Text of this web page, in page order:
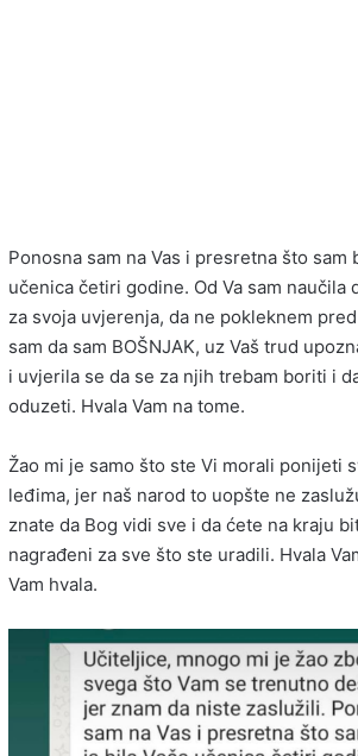
Ponosna sam na Vas i presretna što sam
učenica četiri godine. Od Va sam naučila
za svoja uvjerenja, da ne pokleknem
sam da sam BOŠNJAK, uz Vaš trud
i uvjerila se da se za njih trebam boriti i
oduzeti. Hvala Vam na tome.
Žao mi je samo što ste Vi morali ponijeti
leđima, jer naš narod to uopšte ne
znate da Bog vidi sve i da ćete na kraju
nagrađeni za sve što ste uradili. Hvala
Vam hvala.